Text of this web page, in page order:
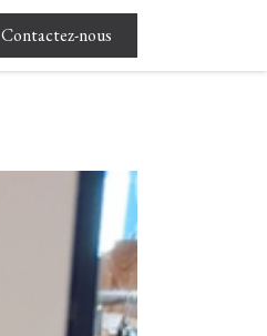
Contactez-nous